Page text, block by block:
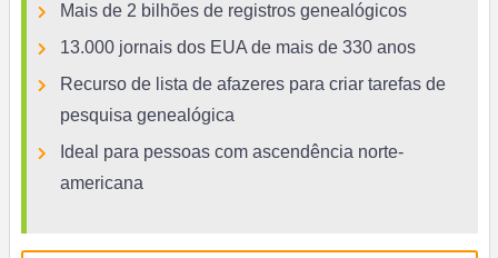
Mais de 2 bilhões de registros genealógicos
13.000 jornais dos EUA de mais de 330 anos
Recurso de lista de afazeres para criar tarefas de
pesquisa genealógica
Ideal para pessoas com ascendência norte-
americana